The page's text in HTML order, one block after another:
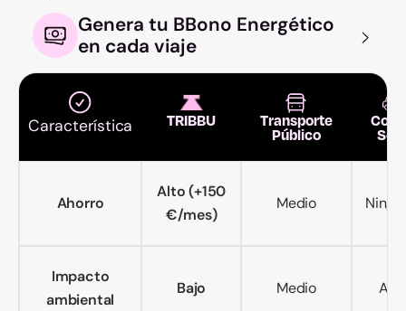
Genera tu BBono Energético
en cada viaje
Característica TRIBBU Transporte
Público Solo
Ahorro
Alto (+150
€/mes)
Medio
Impacto
ambiental
Bajo Medio Alto